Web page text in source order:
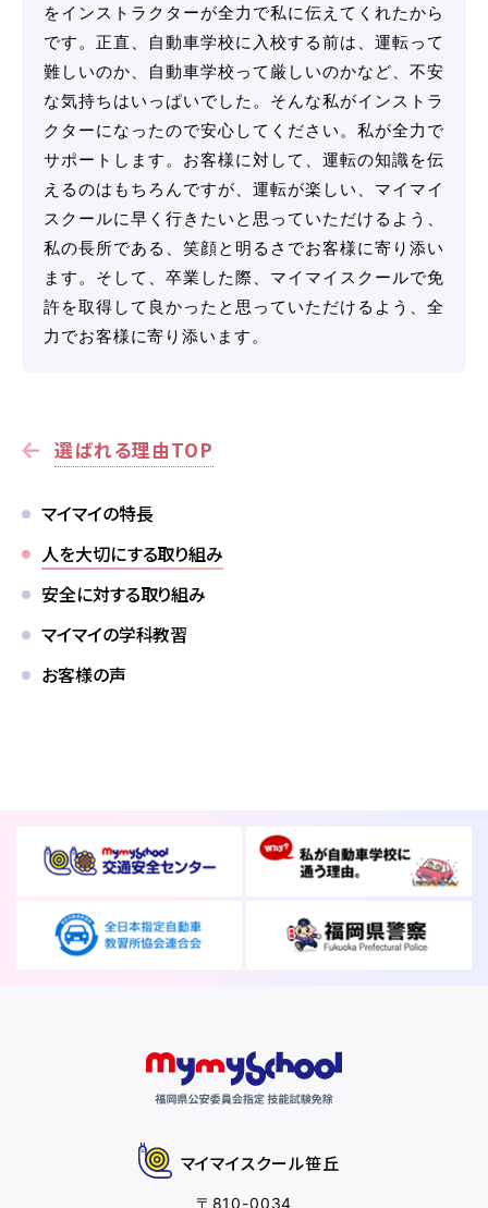
選ばれる理由TOP
マイマイの特長
人を大切にする取り組み
安全に対する取り組み
マイマイの学科教習
お客様の声
をインストラクターが全力で私に伝えてくれたから
です。正直、自動車学校に入校する前は、運転って
難しいのか、自動車学校って厳しいのかなど、不安
な気持ちはいっぱいでした。そんな私がインストラ
クターになったので安心してください。私が全力で
サポートします。お客様に対して、運転の知識を伝
えるのはもちろんですが、運転が楽しい、マイマイ
スクールに早く行きたいと思っていただけるよう、
私の長所である、笑顔と明るさでお客様に寄り添い
ます。そして、卒業した際、マイマイスクールで免
許を取得して良かったと思っていただけるよう、全
力でお客様に寄り添います。
マイマイスクール笹丘
〒810-0034